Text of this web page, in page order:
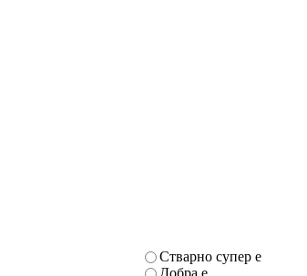
Стварно супер е
Добра е